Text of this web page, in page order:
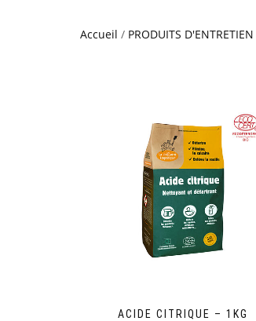
Accueil / PRODUITS D'ENTRETIEN
ACIDE CITRIQUE – 1KG